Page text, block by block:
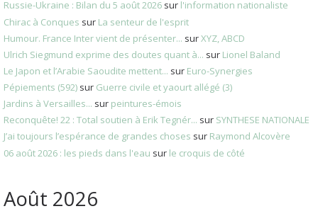
Russie-Ukraine : Bilan du 5 août 2026 sur l'information nationaliste
Chirac à Conques sur La senteur de l'esprit
Humour. France Inter vient de présenter... surXYZ, ABCD
Ulrich Siegmund exprime des doutes quant à... sur Lionel Baland
Le Japon et l’Arabie Saoudite mettent... sur Euro-Synergies
Pépiements (592) sur Guerre civile et yaourt allégé (3)
Jardins à Versailles... sur peintures-émois
Reconquête! 22 : Total soutien à Erik Tegnér... sur SYNTHESE NATIONALE
J’ai toujours l’espérance de grandes choses sur Raymond Alcovère
06 août 2026 : les pieds dans l'eau sur le croquis de côté
Août 2026